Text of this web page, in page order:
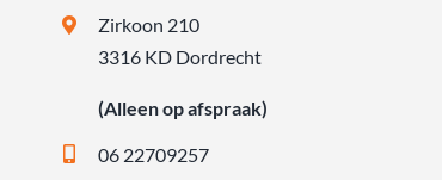
Zirkoon 210
3316 KD Dordrecht
(Alleen op afspraak)
06 22709257